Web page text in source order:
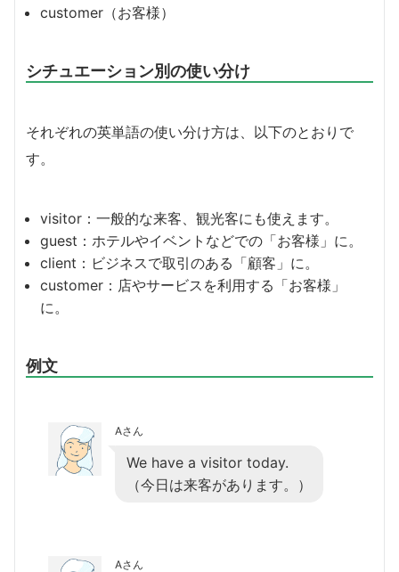
customer（お客様）
シチュエーション別の使い分け
それぞれの英単語の使い分け方は、以下のとおりで
す。
visitor：一般的な来客、観光客にも使えます。
guest：ホテルやイベントなどでの「お客様」に。
client：ビジネスで取引のある「顧客」に。
customer：店やサービスを利用する「お客様」
に。
例文
Aさん
We have a visitor today.
（今日は来客があります。）
Aさん